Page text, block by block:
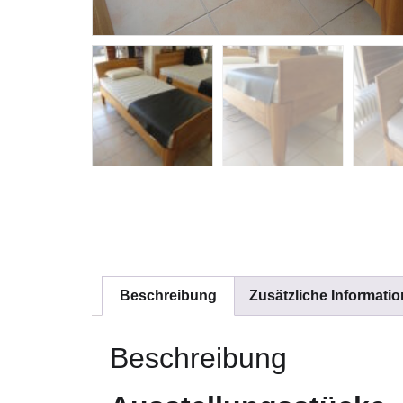
Beschreibung Zusätzliche
Beschreibung